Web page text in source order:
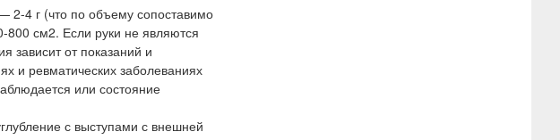
2-4 г (что по объему сопоставимо
800 см2. Если руки не являются
зависит от показаний и
и ревматических заболеваниях
или состояние
с выступами с внешней